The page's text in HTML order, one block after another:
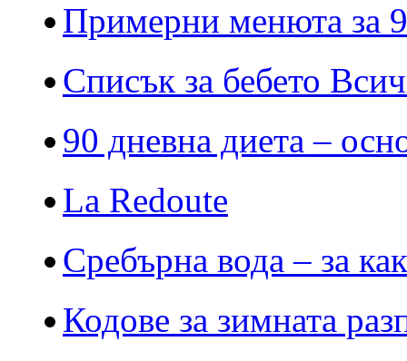
Примерни менюта за
Списък за бебето
90 дневна диета –
La Redoute
Сребърна вода – за
Кодове за зимната